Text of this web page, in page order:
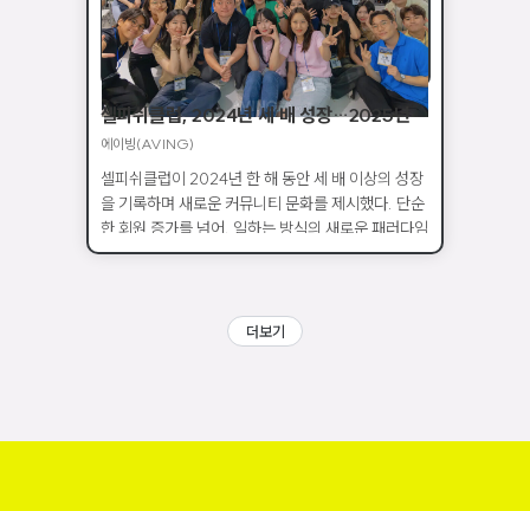
셀피쉬클럽, 2024년 세 배 성장…2025년
글로벌·AI 혁신 도전
에이빙(AVING)
셀피쉬클럽이 2024년 한 해 동안 세 배 이상의 성장
을 기록하며 새로운 커뮤니티 문화를 제시했다. 단순
한 회원 증가를 넘어, 일하는 방식의 새로운 패러다임
을 제시하며 주목받았다. “2024년, 숫자 이상의 성
모인 커뮤니티로, 2023년 6월 IT 스타트업 전문가
5명이 설립했다. 2024년, 셀피쉬클럽은 단순한 커
더보기